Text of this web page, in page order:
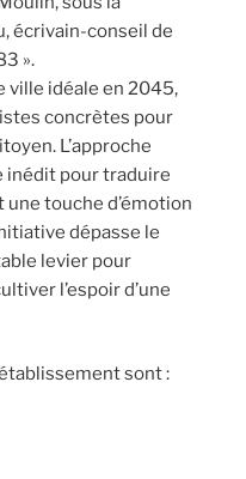
écrivain-conseil de
».
ville idéale en 2045,
concrètes pour
L’approche
inédit pour traduire
une touche d’émotion
dépasse le
levier pour
l’espoir d’une
sont :